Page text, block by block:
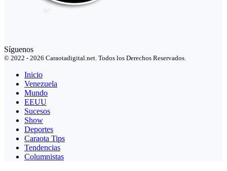
Síguenos
© 2022 - 2026 Caraotadigital.net. Todos los Derechos Reservados.
Inicio
Venezuela
Mundo
EEUU
Sucesos
Show
Deportes
Caraota Tips
Tendencias
Columnistas